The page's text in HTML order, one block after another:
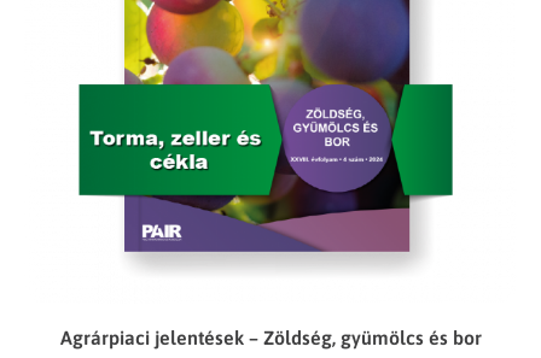
Agrárpiaci jelentések – Zöldség, gyümölcs és bor